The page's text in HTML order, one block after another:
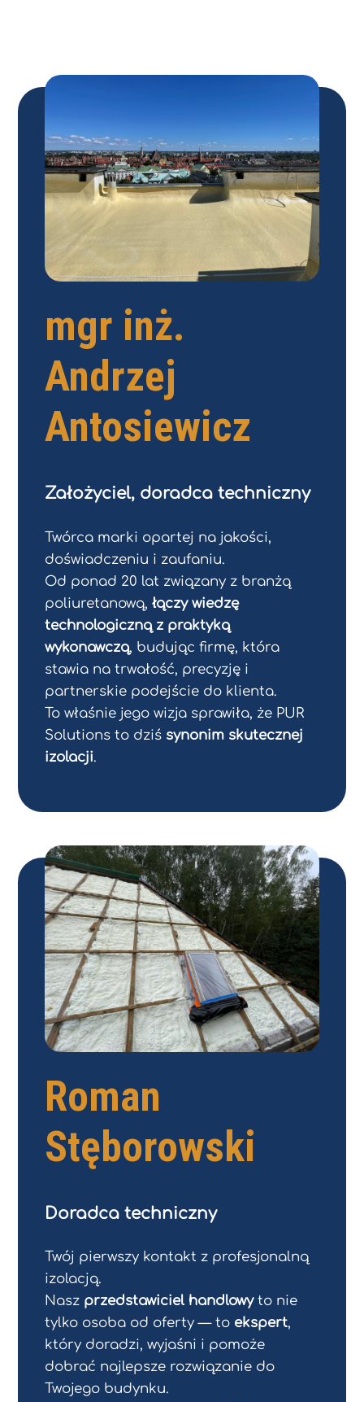
mgr inż.
Andrzej
Antosiewicz
Założyciel, doradca techniczny
Twórca marki opartej na jakości,
doświadczeniu i zaufaniu.
Od ponad 20 lat związany z branżą
poliuretanową, łączy wiedzę
technologiczną z praktyką
wykonawczą, budując firmę, która
stawia na trwałość, precyzję i
partnerskie podejście do klienta.
To właśnie jego wizja sprawiła, że PUR
Solutions to dziś synonim skutecznej
izolacji.
Roman
Stęborowski
Doradca techniczny
Twój pierwszy kontakt z profesjonalną
izolacją.
Nasz przedstawiciel handlowyto nie
tylko osoba od oferty — to ekspert,
który doradzi, wyjaśni i pomoże
dobrać najlepsze rozwiązanie do
Twojego budynku.